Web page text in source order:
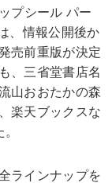
プシール パー
、情報公開後か
売前重版が決定
、三省堂書店名
山おおたかの森
楽天ブックスな
ラインナップを